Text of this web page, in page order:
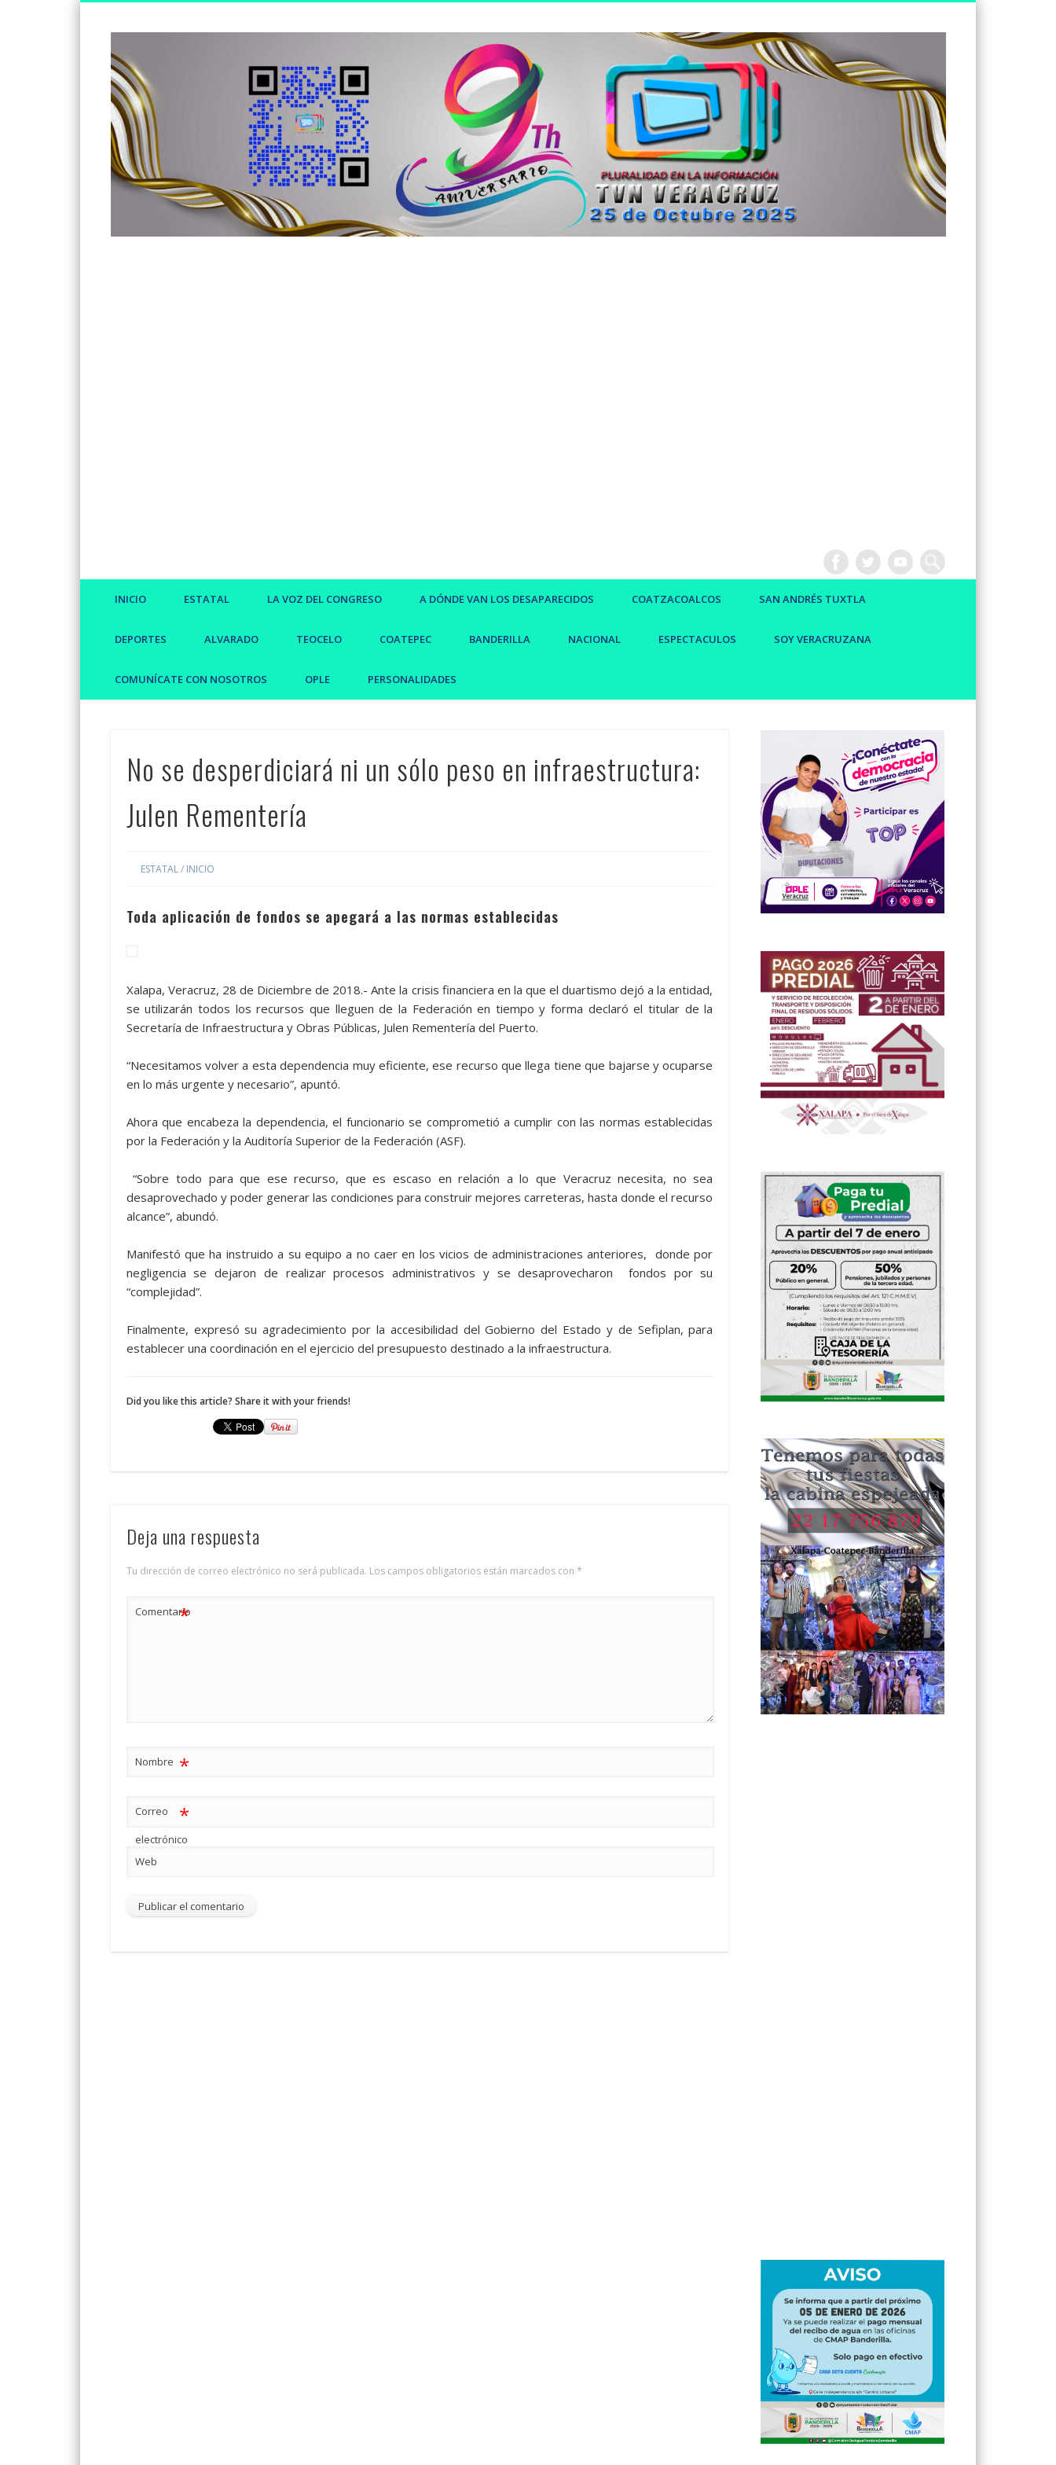
Noticias
Somos un medio de información independiente, con visión joven.
INICIO ESTATAL LA VOZ DEL CONGRESO A DÓNDE VAN LOS DESAPARECIDOS COATZACOALCOS SAN ANDRÉS TUXTLA
DEPORTES ALVARADO TEOCELO COATEPEC BANDERILLA NACIONAL ESPECTACULOS SOY VERACRUZANA
COMUNÍCATE CON NOSOTROS OPLE PERSONALIDADES
No se desperdiciará ni un sólo peso en infraestructura:
Julen Rementería
ESTATAL/ INICIO
Toda aplicación de fondos se apegará a las normas establecidas
Xalapa, Veracruz, 28 de Diciembre de 2018.- Ante la crisis financiera en la que el duartismo dejó a la entidad,
se utilizarán todos los recursos que lleguen de la Federación en tiempo y forma declaró el titular de la
Secretaría de Infraestructura y Obras Públicas, Julen Rementería del Puerto.
“Necesitamos volver a esta dependencia muy eficiente, ese recurso que llega tiene que bajarse y ocuparse
en lo más urgente y necesario”, apuntó.
Ahora que encabeza la dependencia, el funcionario se comprometió a cumplir con las normas establecidas
por la Federación y la Auditoría Superior de la Federación (ASF).
“Sobre todo para que ese recurso, que es escaso en relación a lo que Veracruz necesita, no sea
desaprovechado y poder generar las condiciones para construir mejores carreteras, hasta donde el recurso
alcance”, abundó.
Manifestó que ha instruido a su equipo a no caer en los vicios de administraciones anteriores, donde por
negligencia se dejaron de realizar procesos administrativos y se desaprovecharon fondos por su
“complejidad”.
Finalmente, expresó su agradecimiento por la accesibilidad del Gobierno del Estado y de Sefiplan, para
establecer una coordinación en el ejercicio del presupuesto destinado a la infraestructura.
Did you like this article? Share it with your friends!
Deja una respuesta
Tu dirección de correo electrónico no será publicada. Los campos obligatorios están marcados con *
Comentario
*
Nombre *
Correo
electrónico
*
Web